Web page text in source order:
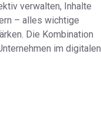
verwalten, Inhalte
– alles wichtige
Die Kombination
im digitalen